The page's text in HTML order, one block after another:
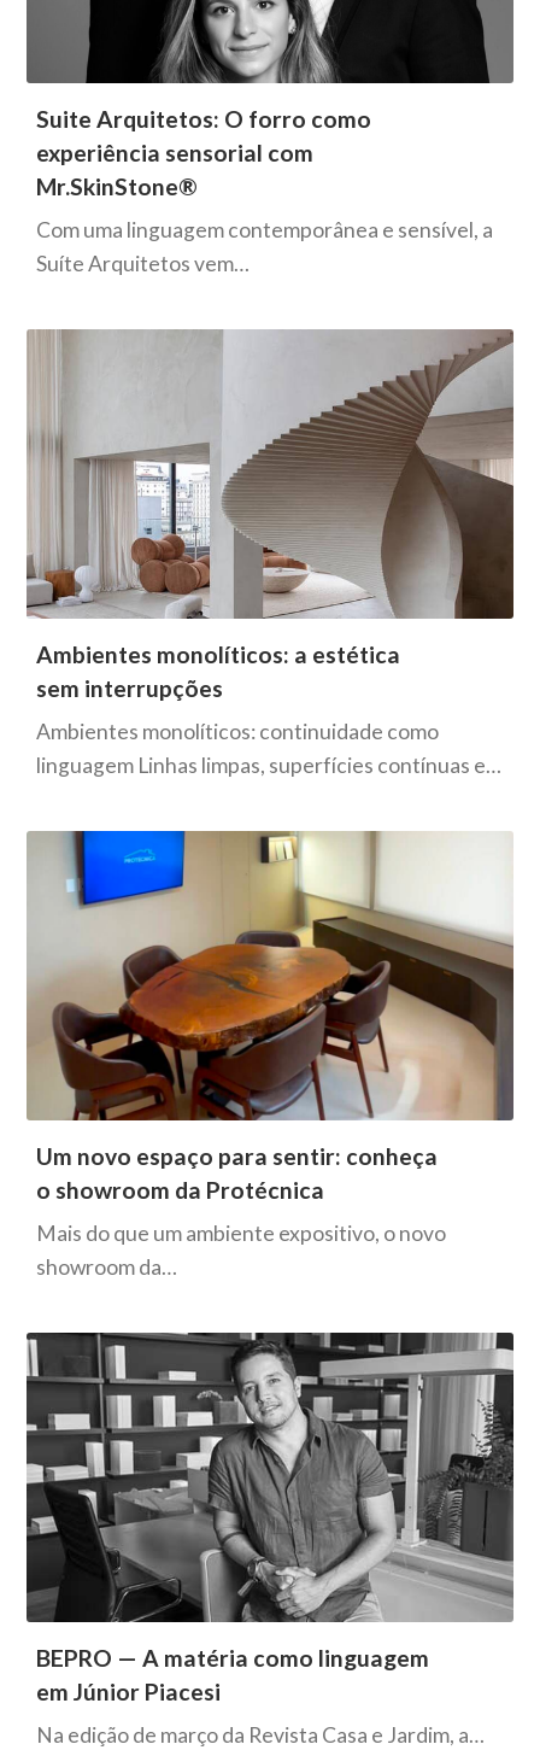
Suite Arquitetos: O forro como
experiência sensorial com
Mr.SkinStone®
Com uma linguagem contemporânea e sensível, a
Suíte Arquitetos vem…
Ambientes monolíticos: a estética
sem interrupções
Ambientes monolíticos: continuidade como
linguagem Linhas limpas, superfícies contínuas e…
Um novo espaço para sentir: conheça
o showroom da Protécnica
Mais do que um ambiente expositivo, o novo
showroom da…
BEPRO — A matéria como linguagem
em Júnior Piacesi
Na edição de março da Revista Casa e Jardim, a…